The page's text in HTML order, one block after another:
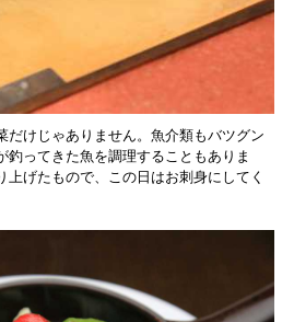
だけじゃありません。魚介類もバツグン
釣ってきた魚を調理することもありま
上げたもので、この日はお刺身にしてく